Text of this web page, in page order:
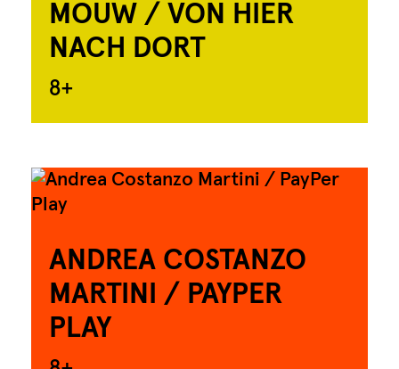
MOUW / VON HIER
NACH DORT
8+
ANDREA COSTANZO
MARTINI / PAYPER
PLAY